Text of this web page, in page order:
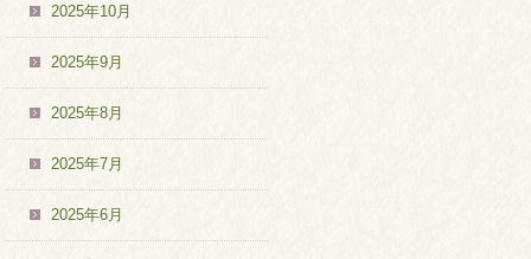
2025年10月
2025年9月
2025年8月
2025年7月
2025年6月